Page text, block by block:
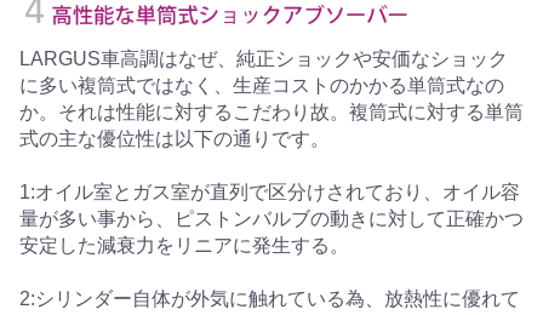
LARGUS車高調はなぜ、純正ショックや安価なショック
に多い複筒式ではなく、生産コストのかかる単筒式なの
か。それは性能に対するこだわり故。複筒式に対する単筒
式の主な優位性は以下の通りです。
1:オイル室とガス室が直列で区分けされており、オイル容
量が多い事から、ピストンバルブの動きに対して正確かつ
安定した減衰力をリニアに発生する。
2:シリンダー自体が外気に触れている為、放熱性に優れて